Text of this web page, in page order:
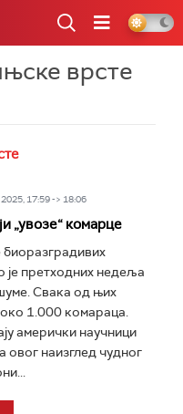
врсте
17:59 -> 18:06
„увозе“ комарце
је претходних недеља
Свака од њих
1.000 комараца.
амерички научници
овог наизглед чудног